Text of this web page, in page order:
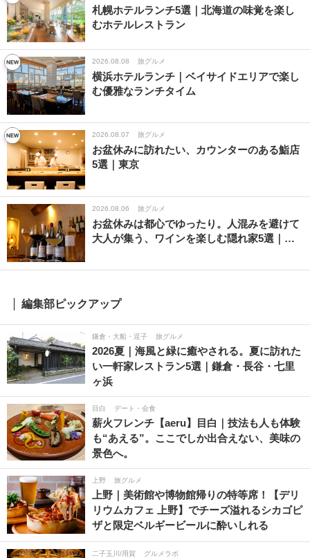
札幌ホテルランチ5選｜北海道の味覚を楽し
むホテルレストラン
2026.08.08 旅グルメ
横浜ホテルランチ｜ベイサイドエリアで楽し
む優雅なランチタイム
2026.08.07 旅グルメ
お盆休みに訪れたい、カウンターのある鮨店
5選｜東京
2026.08.06 旅グルメ
お盆休みは都心でゆったり。人混みを避けて
大人が集う、ワインを楽しむ隠れ家5選｜…
編集部ピックアップ
鎌倉・大船・逗子 旅グルメ
2026夏｜海風と緑に癒やされる。夏に訪れた
い一軒家レストラン5選｜鎌倉・長谷・七里
ヶ浜
目白 デート・会食
薪火フレンチ【aeru】目白｜技法も人も体験
も“あえる”。ここでしか出合えない、美味の
景色へ。
上野 旅グルメ
上野｜美術館や博物館帰りの特等席！【デリ
リウムカフェ 上野】でチーズ溢れるシカゴピ
ザと限定ベルギービールに酔いしれる
二子玉川/用賀 グルメラボ